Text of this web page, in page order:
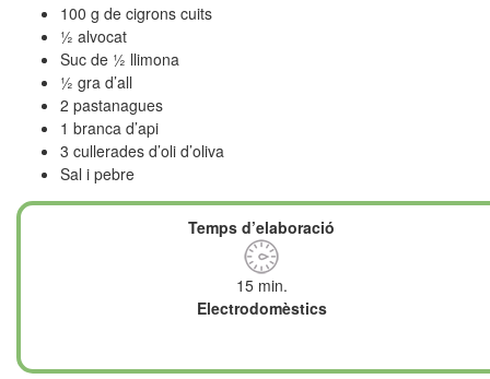
100 g de cigrons cuits
½ alvocat
Suc de ½ llimona
½ gra d’all
2 pastanagues
1 branca d’api
3 cullerades d’oli d’oliva
Sal i pebre
Temps d’elaboració
15 min.
Electrodomèstics